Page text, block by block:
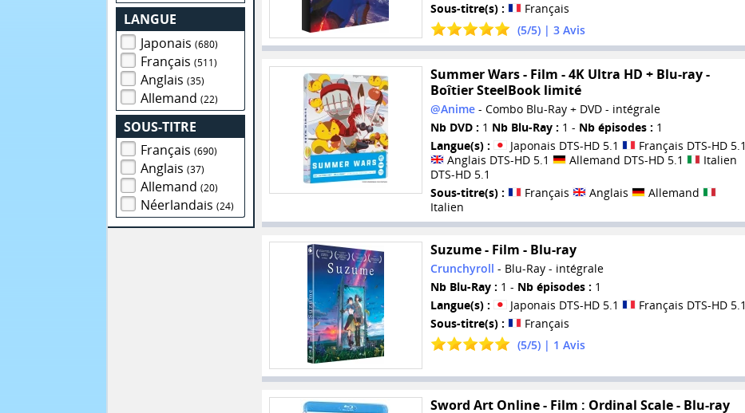
LANGUE
Japonais(680)
Français(511)
Anglais(35)
Allemand(22)
SOUS-TITRE
Français(690)
Anglais(37)
Allemand(20)
Néerlandais(24)
Sous-titre(s) :
Français
(5/5) | 3Avis
Summer Wars - Film - 4K Ultra HD + Blu-ray -
Boîtier SteelBook limité
@Anime- Combo Blu-Ray + DVD - intégrale
Nb DVD : 1 Nb Blu-Ray : 1 - Nb épisodes : 1
Langue(s) :
Japonais DTS-HD 5.1
Français DTS-HD 5.1
Anglais DTS-HD 5.1
Allemand DTS-HD 5.1
Italien
DTS-HD 5.1
Sous-titre(s) :
Français Anglais
Allemand
Italien
Suzume - Film - Blu-ray
Crunchyroll - Blu-Ray - intégrale
Nb Blu-Ray : 1 - Nb épisodes : 1
Langue(s) :
Japonais DTS-HD 5.1
Français DTS-HD 5.1
Sous-titre(s) :
Français
(5/5) | 1 Avis
Sword Art Online - Film : Ordinal Scale - Blu-ray